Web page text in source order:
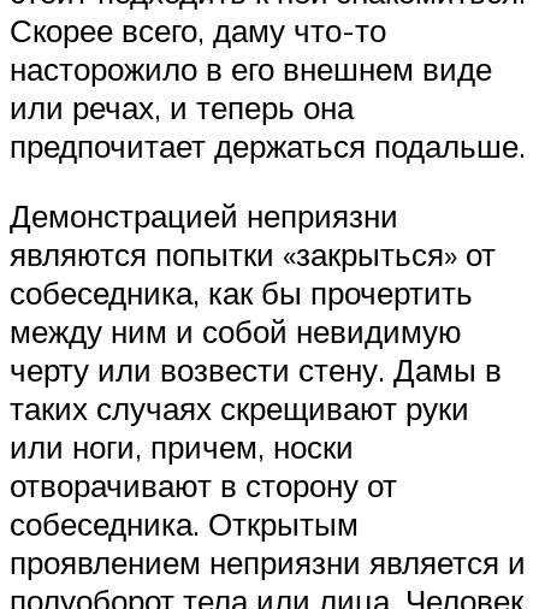
Скорее всего, даму что-то
насторожило в его внешнем виде
или речах, и теперь она
предпочитает держаться подальше.
Демонстрацией неприязни
являются попытки «закрыться» от
собеседника, как бы прочертить
между ним и собой невидимую
черту или возвести стену. Дамы в
таких случаях скрещивают руки
или ноги, причем, носки
отворачивают в сторону от
собеседника. Открытым
проявлением неприязни является и
полуоборот тела или лица. Человек